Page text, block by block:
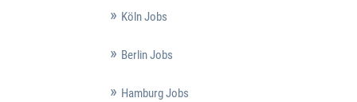
Köln Jobs
Berlin Jobs
Hamburg Jobs